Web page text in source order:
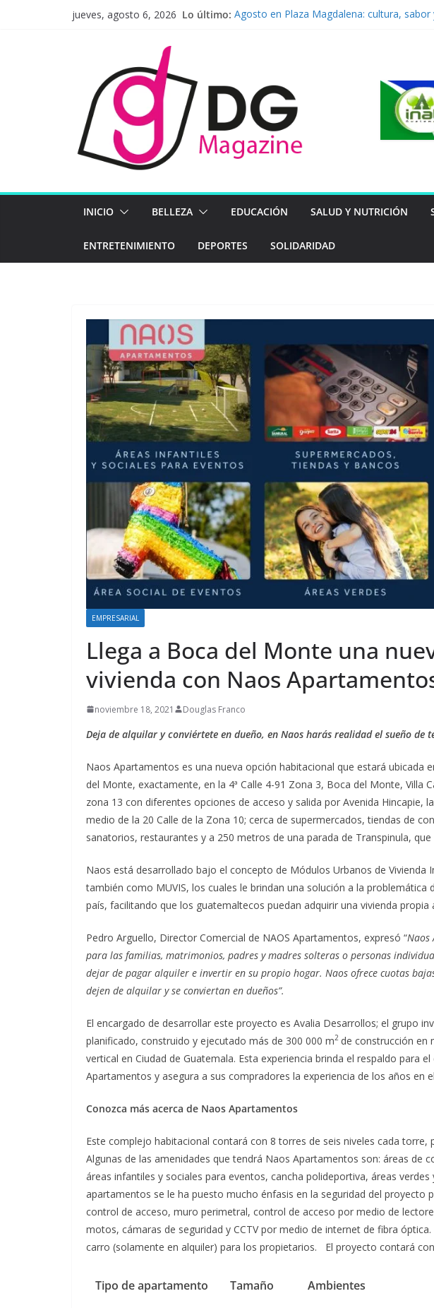
jueves, agosto 6, 2026 Lo último: Agosto en Plaza Magdalena: cultura, sabor
Latinoamérica aporta 218 millones de
Mapfre en el primer semestre de 2026
Henkel se prepara para celebrar sus 150
firme hacia el futuro
INICIO BELLEZA EDUCACIÓN SALUD Y NUTRICIÓN
ENTRETENIMIENTO DEPORTES SOLIDARIDAD
EMPRESARIAL
Llega a Boca del Monte una
vivienda con Naos
noviembre 18, 2021 Douglas Franco
Deja de alquilar y conviértete en dueño, en Naos harás realidad el sueño de
Naos Apartamentos es una nueva opción habitacional que estará ubicada
del Monte, exactamente, en la 4ª Calle 4-91 Zona 3, Boca del Monte, Villa
zona 13 con diferentes opciones de acceso y salida por Avenida Hincapie,
medio de la 20 Calle de la Zona 10; cerca de supermercados, tiendas de
sanatorios, restaurantes y a 250 metros de una parada de Transpinula,
Naos está desarrollado bajo el concepto de Módulos Urbanos de Vivienda
también como MUVIS, los cuales le brindan una solución a la problemática
país, facilitando que los guatemaltecos puedan adquirir una vivienda propia
Pedro Arguello, Director Comercial de NAOS Apartamentos, expresó “Naos
para las familias, matrimonios, padres y madres solteras o personas
dejar de pagar alquiler e invertir en su propio hogar. Naos ofrece cuotas
dejen de alquilar y se conviertan en dueños”.
El encargado de desarrollar este proyecto es Avalia Desarrollos; el grupo
planificado, construido y ejecutado más de 300 000 m2 de construcción en
vertical en Ciudad de Guatemala. Esta experiencia brinda el respaldo para
Apartamentos y asegura a sus compradores la experiencia de los años en
Conozca más acerca de Naos Apartamentos
Este complejo habitacional contará con 8 torres de seis niveles cada
Algunas de las amenidades que tendrá Naos Apartamentos son: áreas de
áreas infantiles y sociales para eventos, cancha polideportiva, áreas
apartamentos se le ha puesto mucho énfasis en la seguridad del proyecto
control de acceso, muro perimetral, control de acceso por medio de
motos, cámaras de seguridad y CCTV por medio de internet de fibra
carro (solamente en alquiler) para los propietarios. El proyecto contará
Tipo de apartamento Tamaño Ambientes
EMPRESARIAL
Henkel se prepara para
con una visión firme
hacia el futuro